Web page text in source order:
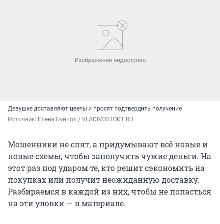
Девушке доставляют цветы и просят подтвердить получение
Источник: Елена Буйвол / VLADIVOSTOK1.RU
Мошенники не спят, а придумывают всё новые и
новые схемы, чтобы заполучить чужие деньги. На
этот раз под ударом те, кто решит сэкономить на
покупках или получит неожиданную доставку.
Разбираемся в каждой из них, чтобы не попасться
на эти уловки — в материале.